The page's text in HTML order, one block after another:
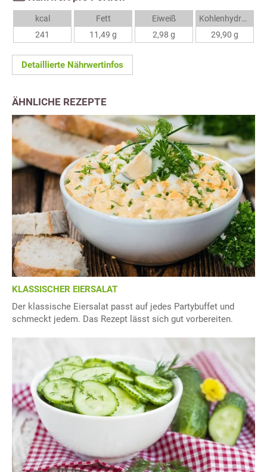
kcal
241
Fett
11,49 g
Eiweiß
2,98 g
Kohlenhydrate
29,90 g
Detaillierte Nährwertinfos
ÄHNLICHE REZEPTE
KLASSISCHER EIERSALAT
Der klassische Eiersalat passt auf jedes Partybuffet und
schmeckt jedem. Das Rezept lässt sich gut vorbereiten.